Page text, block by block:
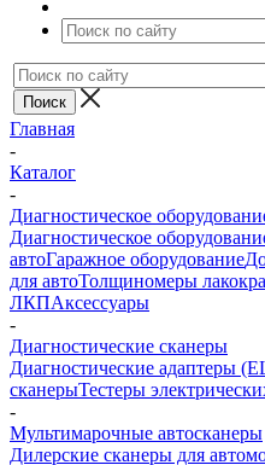
Главная
-
Каталог
-
Диагностическое
Диагностическое
автоГаражное оборудование
для автоТолщиномеры
ЛКПАксессуары
-
Диагностические сканеры
Диагностические адаптеры
сканерыТестеры
-
Мультимарочные автосканеры
Дилерские сканеры для